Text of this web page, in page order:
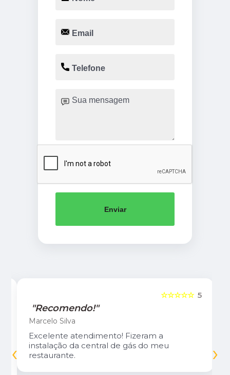
Enviar
5
☆☆☆☆☆
"Recomendo!"
Marcelo Silva
Excelente atendimento! Fizeram a
instalação da central de gás do meu
restaurante.
‹ ›